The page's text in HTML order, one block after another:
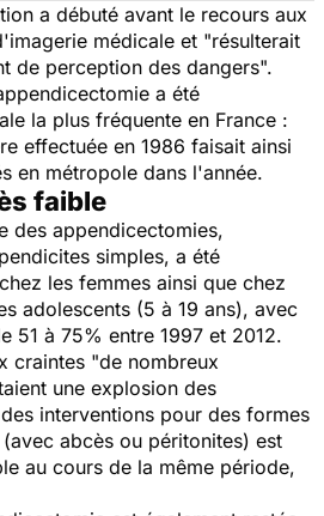
a débuté avant le recours aux
médicale et "résulterait
de perception des dangers".
a été
la plus fréquente en France :
effectuée en 1986 faisait ainsi
en métropole dans l'année.
faible
des appendicectomies,
simples, a été
les femmes ainsi que chez
adolescents (5 à 19 ans), avec
51 à 75% entre 1997 et 2012.
craintes "de nombreux
une explosion des
interventions pour des formes
abcès ou péritonites) est
au cours de la même période,